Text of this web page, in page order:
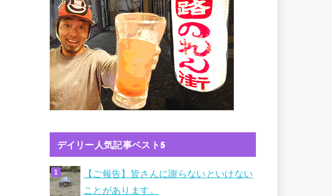
デイリー人気記事ベスト5
【ご報告】皆さんに謝らないといけない
ことがあります。